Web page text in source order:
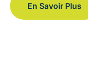
En Savoir Plus